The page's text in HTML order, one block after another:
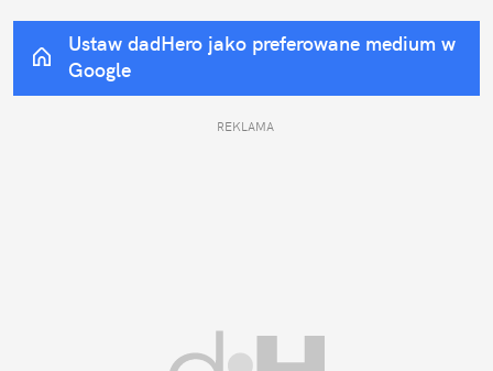
Ustaw dadHero jako preferowane medium w
Google
REKLAMA